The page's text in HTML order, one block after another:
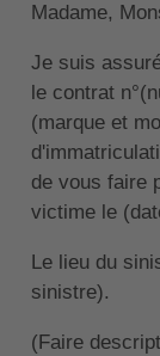
Madame,
Je suis
le contrat
(marque et
de vous faire
victime le
Le lieu du
sinistre).
(Faire